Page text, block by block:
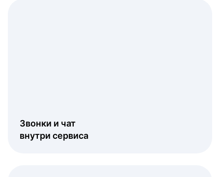
Звонки и чат
внутри сервиса